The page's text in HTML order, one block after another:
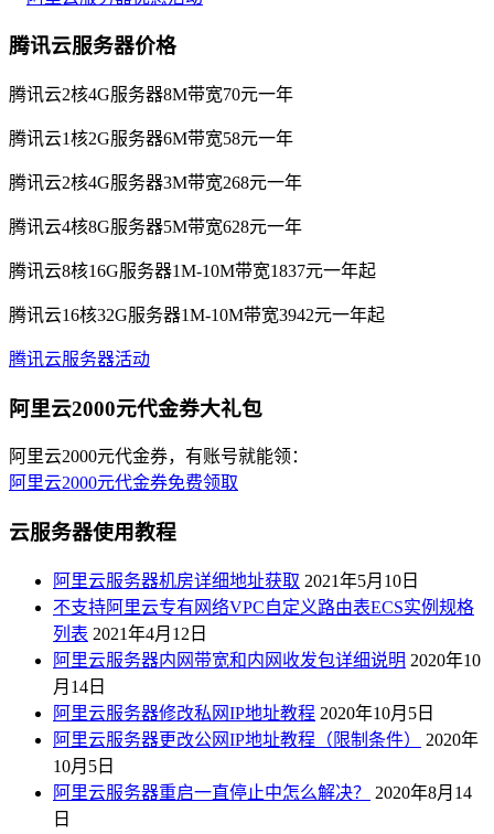
腾讯云服务器价格
腾讯云2核4G服务器8M带宽70元一年
腾讯云1核2G服务器6M带宽58元一年
腾讯云2核4G服务器3M带宽268元一年
腾讯云4核8G服务器5M带宽628元一年
腾讯云8核16G服务器1M-10M带宽1837元一年起
腾讯云16核32G服务器1M-10M带宽3942元一年起
腾讯云服务器活动
阿里云2000元代金券大礼包
阿里云2000元代金券，有账号就能领：
阿里云2000元代金券免费领取
云服务器使用教程
阿里云服务器机房详细地址获取 2021年5月10日
不支持阿里云专有网络VPC自定义路由表ECS实例规格
列表 2021年4月12日
阿里云服务器内网带宽和内网收发包详细说明 2020年10
月14日
阿里云服务器修改私网IP地址教程 2020年10月5日
阿里云服务器更改公网IP地址教程（限制条件）
2020年
10月5日
阿里云服务器重启一直停止中怎么解决？
2020年8月14
日